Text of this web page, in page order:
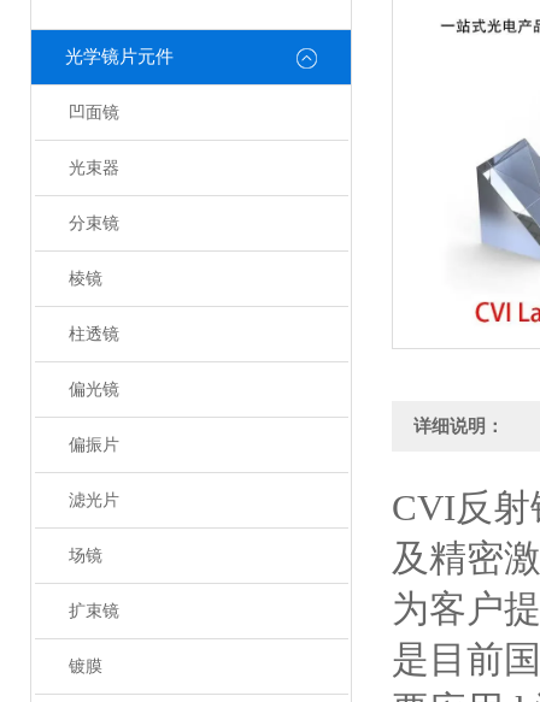
光学镜片元件
凹面镜
光束器
分束镜
棱镜
柱透镜
偏光镜
偏振片
滤光片
场镜
扩束镜
镀膜
详细说明：
CVI反
及精密
为客户
是目前